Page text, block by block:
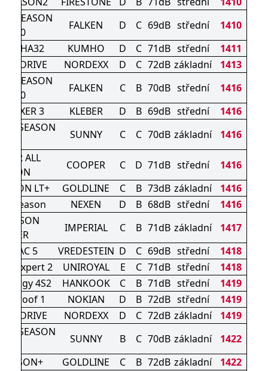
SEASON
FALKEN D C 69dB střední
1410
4S HA32
KUMHO D C 71dB střední
1411
NORDEXX D C 72dB základní
1413
SEASON
FALKEN C B 70dB střední
1416
3
KLEBER D B 69dB střední
1416
SEASON
SUNNY C C 70dB základní
1416
ALL
COOPER C D 71dB střední
1416
LT+
GOLDLINE C B 73dB základní
1416
4Season
NEXEN D B 68dB střední
1416
SEASON
IMPERIAL C B 71dB základní
1417
5
VREDESTEIN D C 69dB střední
1418
2
UNIROYAL E C 71dB střední
1418
4S2
HANKOOK C B 71dB střední
1419
1
NOKIAN D B 72dB střední
1419
NORDEXX D C 72dB základní
1419
SEASON
SUNNY B C 70dB základní
1422
GOLDLINE C B 72dB základní
1422